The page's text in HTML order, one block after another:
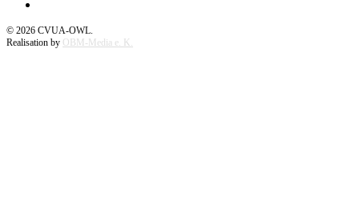
© 2026 CVUA-OWL.
Realisation by OBM-Media e. K.